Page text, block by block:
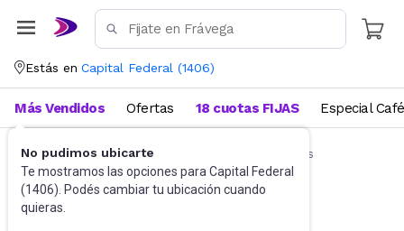
Estás en Capital Federal (1406)
No pudimos ubicarte
Te mostramos las opciones para Capital Federal
(1406). Podés cambiar tu ubicación cuando
quieras.
Más Vendidos Ofertas 18 cuotas FIJAS Especial Café
Artículos de Librería y Papelería Cartucheras